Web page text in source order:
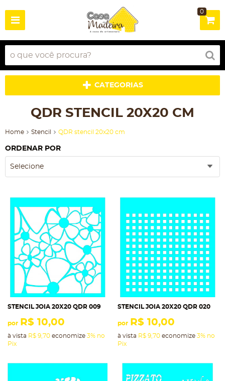
0
CATEGORIAS
QDR STENCIL 20X20 CM
Home Stencil QDR stencil 20x20 cm
ORDENAR POR
Selecione
STENCIL JOIA 20X20 QDR 009
por R$ 10,00
à vista R$ 9,70 economize 3% no
Pix
STENCIL JOIA 20X20 QDR 020
por R$ 10,00
à vista R$ 9,70 economize 3% no
Pix